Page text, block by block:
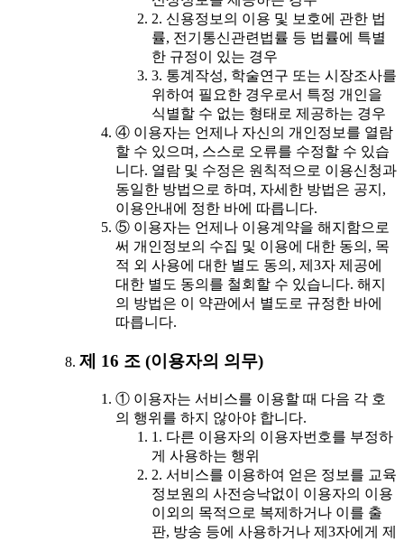
2. 신용정보의 이용 및 보호에 관한 법
률, 전기통신관련법률 등 법률에 특별
한 규정이 있는 경우
3. 통계작성, 학술연구 또는 시장조사를
위하여 필요한 경우로서 특정 개인을
식별할 수 없는 형태로 제공하는 경우
④ 이용자는 언제나 자신의 개인정보를 열람
할 수 있으며, 스스로 오류를 수정할 수 있습
니다. 열람 및 수정은 원칙적으로 이용신청과
동일한 방법으로 하며, 자세한 방법은 공지,
이용안내에 정한 바에 따릅니다.
⑤ 이용자는 언제나 이용계약을 해지함으로
써 개인정보의 수집 및 이용에 대한 동의, 목
적 외 사용에 대한 별도 동의, 제3자 제공에
대한 별도 동의를 철회할 수 있습니다. 해지
의 방법은 이 약관에서 별도로 규정한 바에
따릅니다.
제 16 조 (이용자의 의무)
① 이용자는 서비스를 이용할 때 다음 각 호
의 행위를 하지 않아야 합니다.
1. 다른 이용자의 이용자번호를 부정하
게 사용하는 행위
2. 서비스를 이용하여 얻은 정보를 교육
정보원의 사전승낙없이 이용자의 이용
이외의 목적으로 복제하거나 이를 출
판, 방송 등에 사용하거나 제3자에게 제